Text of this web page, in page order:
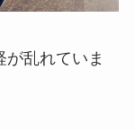
乱れていま